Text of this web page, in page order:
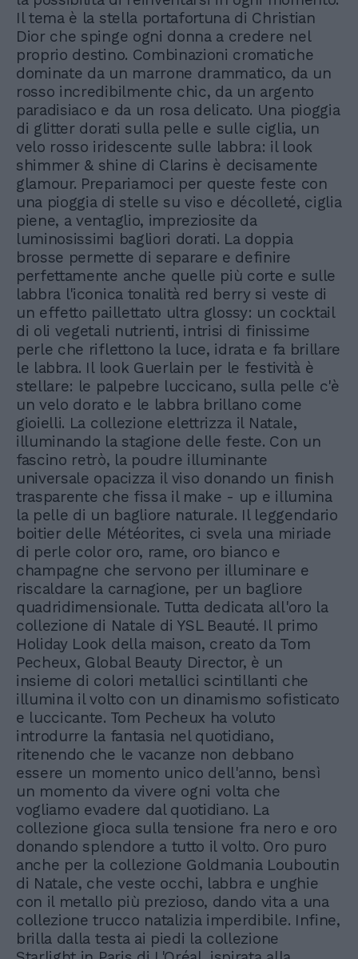
Il tema è la stella portafortuna di Christian
Dior che spinge ogni donna a credere nel
proprio destino. Combinazioni cromatiche
dominate da un marrone drammatico, da un
rosso incredibilmente chic, da un argento
paradisiaco e da un rosa delicato. Una pioggia
di glitter dorati sulla pelle e sulle ciglia, un
velo rosso iridescente sulle labbra: il look
shimmer & shine di Clarins è decisamente
glamour. Prepariamoci per queste feste con
una pioggia di stelle su viso e décolleté, ciglia
piene, a ventaglio, impreziosite da
luminosissimi bagliori dorati. La doppia
brosse permette di separare e definire
perfettamente anche quelle più corte e sulle
labbra l'iconica tonalità red berry si veste di
un effetto paillettato ultra glossy: un cocktail
di oli vegetali nutrienti, intrisi di finissime
perle che riflettono la luce, idrata e fa brillare
le labbra. Il look Guerlain per le festività è
stellare: le palpebre luccicano, sulla pelle c'è
un velo dorato e le labbra brillano come
gioielli. La collezione elettrizza il Natale,
illuminando la stagione delle feste. Con un
fascino retrò, la poudre illuminante
universale opacizza il viso donando un finish
trasparente che fissa il make - up e illumina
la pelle di un bagliore naturale. Il leggendario
boitier delle Météorites, ci svela una miriade
di perle color oro, rame, oro bianco e
champagne che servono per illuminare e
riscaldare la carnagione, per un bagliore
quadridimensionale. Tutta dedicata all'oro la
collezione di Natale di YSL Beauté. Il primo
Holiday Look della maison, creato da Tom
Pecheux, Global Beauty Director, è un
insieme di colori metallici scintillanti che
illumina il volto con un dinamismo sofisticato
e luccicante. Tom Pecheux ha voluto
introdurre la fantasia nel quotidiano,
ritenendo che le vacanze non debbano
essere un momento unico dell'anno, bensì
un momento da vivere ogni volta che
vogliamo evadere dal quotidiano. La
collezione gioca sulla tensione fra nero e oro
donando splendore a tutto il volto. Oro puro
anche per la collezione Goldmania Louboutin
di Natale, che veste occhi, labbra e unghie
con il metallo più prezioso, dando vita a una
collezione trucco natalizia imperdibile. Infine,
brilla dalla testa ai piedi la collezione